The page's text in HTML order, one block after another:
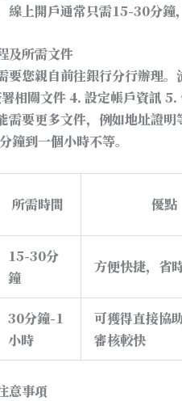
線上開戶通常只需15-30分鐘
及所需文件
要您親自前往銀行分行辦理
相關文件 4. 設定帳戶資訊
需要更多文件，例如地址證明
鐘到一個小時不等。
所需時間 優點
15-30分
鐘
方便快捷，省
30分鐘-1
小時
可獲得直接協
審核較快
意事項